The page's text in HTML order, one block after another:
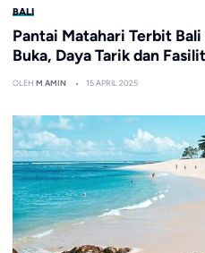
BALI
Pantai Matahari Terbit
Buka, Daya Tarik dan
OLEH M AMIN 15 APRIL 2025